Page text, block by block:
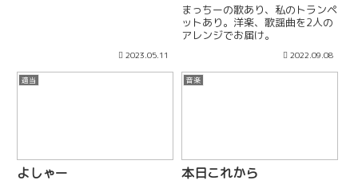
2023.05.11
まっちーの歌あり、私のトランペ
ットあり。洋楽、歌謡曲を2人の
アレンジでお届け。
2022.09.08
適当
よしゃー
音楽
本日これから